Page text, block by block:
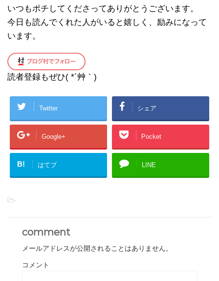
いつもポチしてくださってありがとうございます。
今日も読んでくれた人がいると嬉しく、励みになって
います。
読者登録もぜひ( *´艸｀)
Twitter シェア
Google+ Pocket
B! はてブ LINE
-
comment
メールアドレスが公開されることはありません。
コメント